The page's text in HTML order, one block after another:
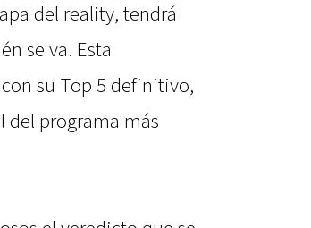
del reality, tendrá
se va. Esta
su Top 5 definitivo,
del programa más